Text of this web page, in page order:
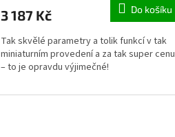
3 187 Kč Do košíku
Tak skvělé parametry a tolik funkcí v tak
miniaturním provedení a za tak super cenu
– to je opravdu výjimečné!